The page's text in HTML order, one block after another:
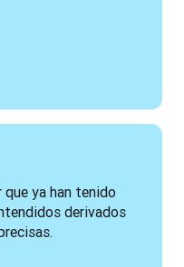
ya han tenido
derivados